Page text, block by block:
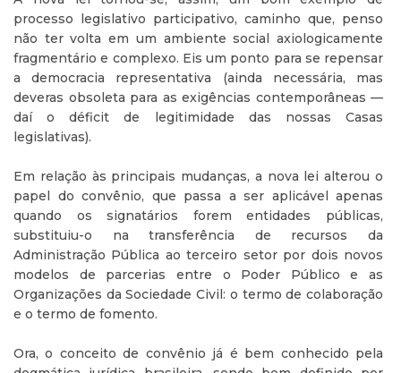
processo legislativo participativo, caminho que, penso
não ter volta em um ambiente social axiologicamente
fragmentário e complexo. Eis um ponto para se repensar
a democracia representativa (ainda necessária, mas
deveras obsoleta para as exigências contemporâneas —
daí o déficit de legitimidade das nossas Casas
legislativas).
Em relação às principais mudanças, a nova lei alterou o
papel do convênio, que passa a ser aplicável apenas
quando os signatários forem entidades públicas,
substituiu-o na transferência de recursos da
Administração Pública ao terceiro setor por dois novos
modelos de parcerias entre o Poder Público e as
Organizações da Sociedade Civil: o termo de colaboração
e o termo de fomento.
Ora, o conceito de convênio já é bem conhecido pela